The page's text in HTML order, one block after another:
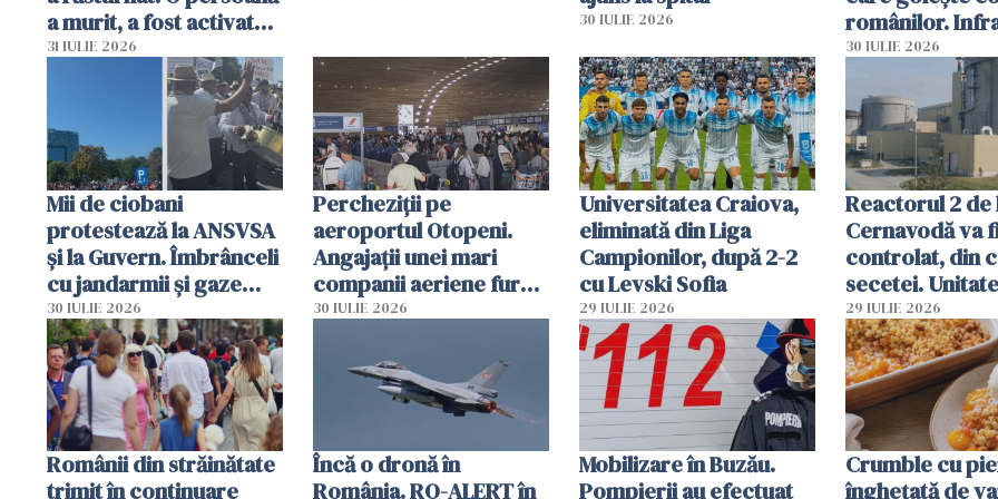
a murit, a fost activat
planul roșu de
31 IULIE 2026
30 IULIE 2026
românilor.
folosesc
Ghișeul.ro și
Române
30 IULIE 2026
Mii de ciobani
protestează la ANSVSA
și la Guvern. Îmbrânceli
cu jandarmii și gaze
lacrimogene
30 IULIE 2026
Percheziții pe
aeroportul Otopeni.
Angajații unei mari
companii aeriene furau
parfumuri, ceasuri și
vânzării
30 IULIE 2026
Universitatea Craiova,
eliminată din Liga
Campionilor, după 2-2
cu Levski Sofia
29 IULIE 2026
Reactorul 2 de
Cernavodă va
controlat, din
secetei.
deja oprită
29 IULIE 2026
Românii din străinătate
trimit în continuare
Încă o dronă în
România. RO-ALERT în
Mobilizare în Buzău.
Pompierii au efectuat
Crumble cu
înghețată de